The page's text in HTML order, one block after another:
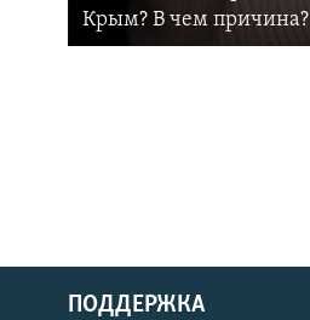
Крым? В чем причина?
ПОДДЕРЖКА